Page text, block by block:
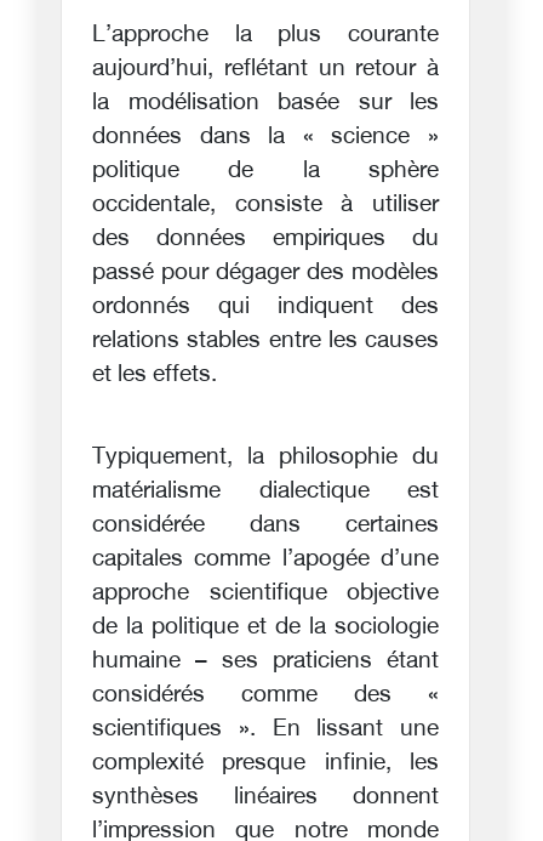
L’approche la plus courante
aujourd’hui, reflétant un retour à
la modélisation basée sur les
données dans la « science »
politique de la sphère
occidentale, consiste à utiliser
des données empiriques du
passé pour dégager des modèles
ordonnés qui indiquent des
relations stables entre les causes
et les effets.
Typiquement, la philosophie du
matérialisme dialectique est
considérée dans certaines
capitales comme l’apogée d’une
approche scientifique objective
de la politique et de la sociologie
humaine – ses praticiens étant
considérés comme des «
scientifiques ». En lissant une
complexité presque infinie, les
synthèses linéaires donnent
l’impression que notre monde